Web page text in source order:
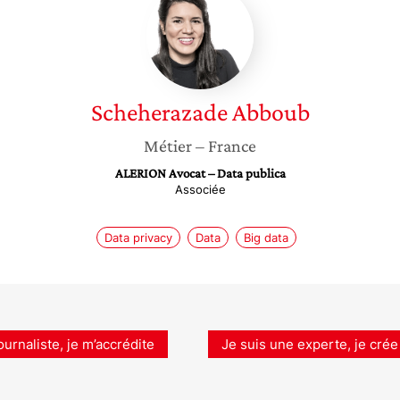
Abboub
ScheherazadeAbboub
Métier– France
ALERION Avocat – Data publica
Associée
Data privacy Data Big data
je m’accrédite Je suis une experte, je